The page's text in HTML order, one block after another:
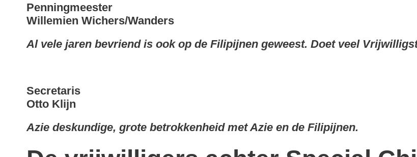
Penningmeester
Willemien Wichers/Wanders
Al vele jaren bevriend is ook op de Filipijnen geweest. Doet veel
Secretaris
Otto Klijn
Azie deskundige, grote betrokkenheid met Azie en de Filipijnen.